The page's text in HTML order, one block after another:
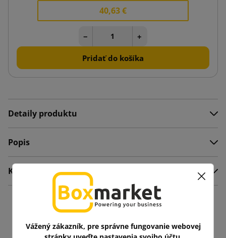
40,63 €
− +
Pridať do košíka
Detaily produktu
Popis
Komentáre
Mohlo by vás zaujať aj
Vážený zákazník, pre správne fungovanie webovej